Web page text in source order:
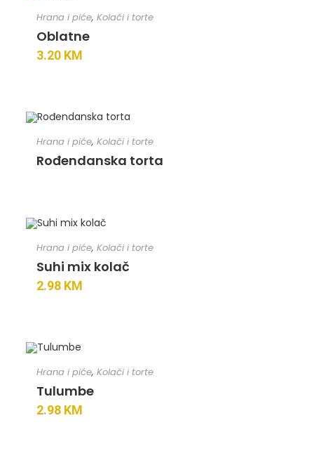
Hrana i piće, Kolači i torte
Oblatne
3.20 KM
Hrana i piće, Kolači i torte
Rođendanska torta
Hrana i piće, Kolači i torte
Suhi mix kolač
2.98 KM
Hrana i piće, Kolači i torte
Tulumbe
2.98 KM